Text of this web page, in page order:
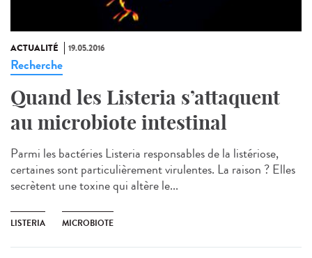
ACTUALITÉ 19.05.2016
Recherche
Quand les Listeria s’attaquent
au microbiote intestinal
Parmi les bactéries Listeria responsables de la listériose,
certaines sont particulièrement virulentes. La raison ? Elles
secrètent une toxine qui altère le...
LISTERIA MICROBIOTE